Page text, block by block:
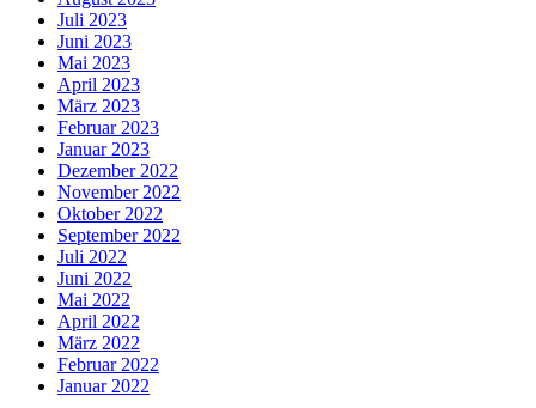
Juli 2023
Juni 2023
Mai 2023
April 2023
März 2023
Februar 2023
Januar 2023
Dezember 2022
November 2022
Oktober 2022
September 2022
Juli 2022
Juni 2022
Mai 2022
April 2022
März 2022
Februar 2022
Januar 2022